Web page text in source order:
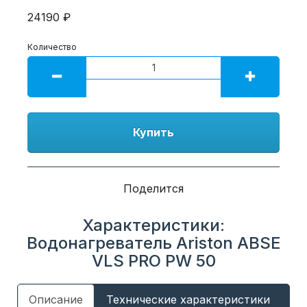
24190 ₽
Количество
Купить
Поделится
Характеристики:
Водонагреватель Ariston ABSE
VLS PRO PW 50
Описание Технические характеристики